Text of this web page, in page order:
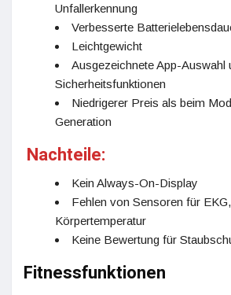
Unfallerkennung
Verbesserte
Leichtgewicht
Ausgezeichnete App-Auswahl
Sicherheitsfunktionen
Niedrigerer Preis als beim
Generation
Nachteile:
Kein Always-On-Display
Fehlen von Sensoren für
Körpertemperatur
Keine Bewertung für
Fitnessfunktionen